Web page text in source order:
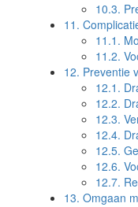
10.3.
11.
11.1.
11.2.
12. Preventie
12.1.
12.2.
12.3.
12.4.
12.5.
12.6.
12.7.
13. Omgaan